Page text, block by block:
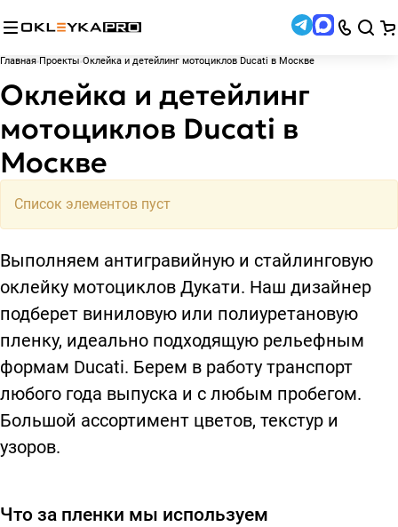
Главная Проекты Оклейка и детейлинг мотоциклов Ducati в Москве
Оклейка и детейлинг
мотоциклов Ducati в
Москве
Список элементов пуст
Выполняем антигравийную и стайлинговую
оклейку мотоциклов Дукати. Наш дизайнер
подберет виниловую или полиуретановую
пленку, идеально подходящую рельефным
формам Ducati. Берем в работу транспорт
любого года выпуска и с любым пробегом.
Большой ассортимент цветов, текстур и
узоров.
Что за пленки мы используем